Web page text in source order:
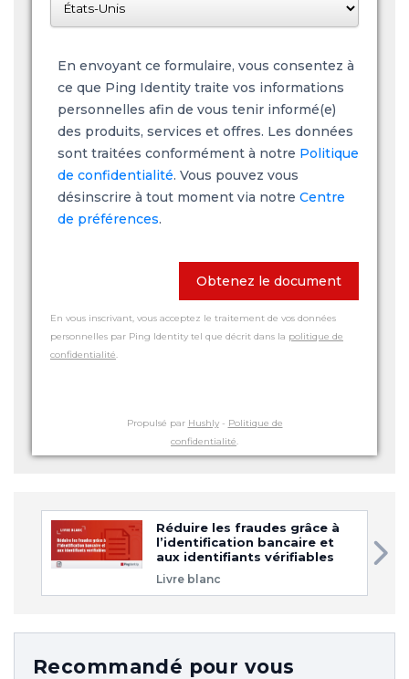
En envoyant ce formulaire, vous consentez à
ce que Ping Identity traite vos informations
personnelles afin de vous tenir informé(e)
des produits, services et offres. Les données
sont traitées conformément à notre Politique
de confidentialité. Vous pouvez vous
désinscrire à tout moment via notre Centre
de préférences.
Obtenez le document
En vous inscrivant, vous acceptez le traitement de vos données
personnelles par Ping Identity tel que décrit dans la politique de
confidentialité.
Propulsé par Hushly- Politique de
confidentialité.
Réduire les fraudes grâce à
l’identification bancaire et
aux identifiants vérifiables
Livre blanc
Recommandé pour vous